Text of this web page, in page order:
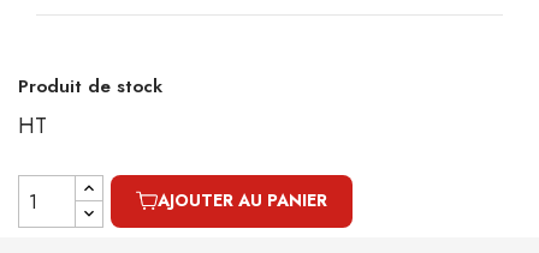
Produit de stock
HT
AJOUTER AU PANIER